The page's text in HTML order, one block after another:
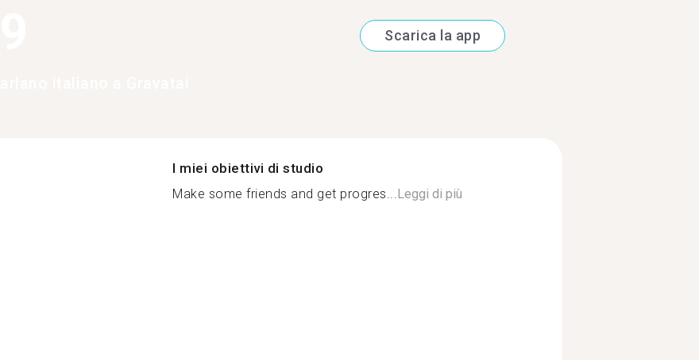
Scarica la app
I miei obiettivi di studio
Make some friends and get progres... Leggi di più